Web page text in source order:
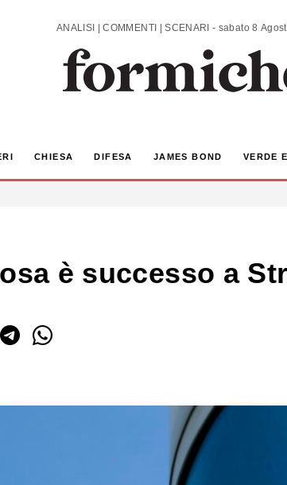
ANALISI | COMMENTI | SCENARI -
CHIESA DIFESA JAMES BOND VERDE
è successo a